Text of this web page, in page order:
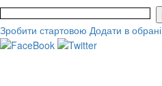
Зробити стартовою Додати в обрані